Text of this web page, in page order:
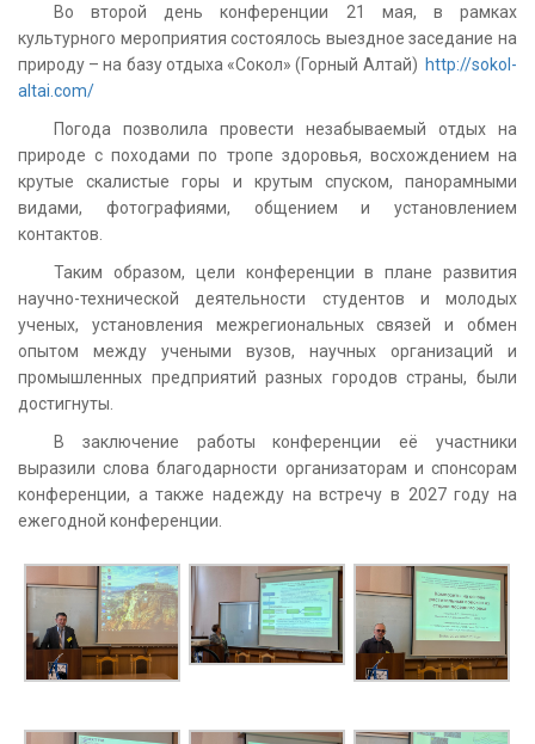
Во второй день конференции 21 мая, в рамках
культурного мероприятия состоялось выездное заседание на
природу – на базу отдыха «Сокол» (Горный Алтай) http://sokol-
altai.com/
Погода позволила провести незабываемый отдых на
природе с походами по тропе здоровья, восхождением на
крутые скалистые горы и крутым спуском, панорамными
видами, фотографиями, общением и установлением
контактов.
Таким образом, цели конференции в плане развития
научно-технической деятельности студентов и молодых
ученых, установления межрегиональных связей и обмен
опытом между учеными вузов, научных организаций и
промышленных предприятий разных городов страны, были
достигнуты.
В заключение работы конференции её участники
выразили слова благодарности организаторам и спонсорам
конференции, а также надежду на встречу в 2027 году на
ежегодной конференции.